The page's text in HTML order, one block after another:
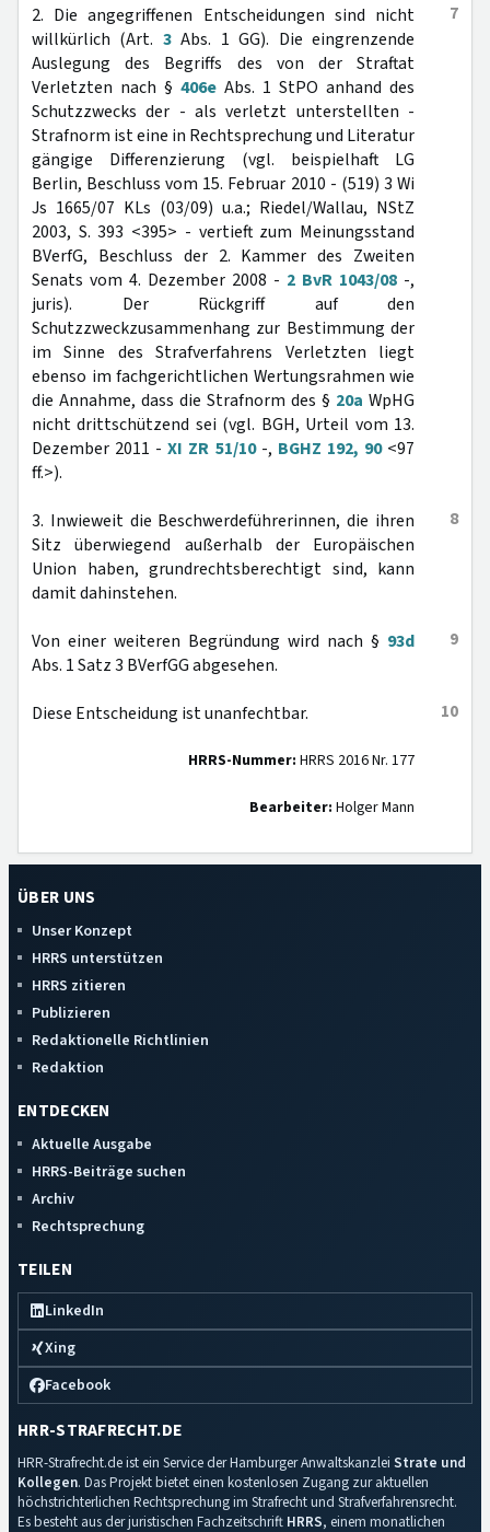
7
2. Die angegriffenen Entscheidungen sind nicht
willkürlich (Art. 3Abs. 1 GG). Die eingrenzende
Auslegung des Begriffs des von der Straftat
Verletzten nach § 406e Abs. 1 StPO anhand des
Schutzzwecks der - als verletzt unterstellten -
Strafnorm ist eine in Rechtsprechung und Literatur
gängige Differenzierung (vgl. beispielhaft LG
Berlin, Beschluss vom 15. Februar 2010 - (519) 3 Wi
Js 1665/07 KLs (03/09) u.a.; Riedel/Wallau, NStZ
2003, S. 393 <395> - vertieft zum Meinungsstand
BVerfG, Beschluss der 2. Kammer des Zweiten
Senats vom 4. Dezember 2008 - 2 BvR 1043/08 -,
juris). Der Rückgriff auf den
Schutzzweckzusammenhang zur Bestimmung der
im Sinne des Strafverfahrens Verletzten liegt
ebenso im fachgerichtlichen Wertungsrahmen wie
die Annahme, dass die Strafnorm des § 20a WpHG
nicht drittschützend sei (vgl. BGH, Urteil vom 13.
Dezember 2011 -XI ZR 51/10-, BGHZ 192, 90<97
ff.>).
8
3. Inwieweit die Beschwerdeführerinnen, die ihren
Sitz überwiegend außerhalb der Europäischen
Union haben, grundrechtsberechtigt sind, kann
damit dahinstehen.
9
Von einer weiteren Begründung wird nach § 93d
Abs. 1 Satz 3 BVerfGG abgesehen.
10
Diese Entscheidung ist unanfechtbar.
HRRS-Nummer: HRRS 2016 Nr. 177
Bearbeiter: Holger Mann
ÜBER UNS
Unser Konzept
HRRS unterstützen
HRRS zitieren
Publizieren
Redaktionelle Richtlinien
Redaktion
ENTDECKEN
Aktuelle Ausgabe
HRRS-Beiträge suchen
Archiv
Rechtsprechung
TEILEN
LinkedIn
Xing
Facebook
HRR-STRAFRECHT.DE
HRR-Strafrecht.de ist ein Service der Hamburger Anwaltskanzlei Strate und
Kollegen. Das Projekt bietet einen kostenlosen Zugang zur aktuellen
höchstrichterlichen Rechtsprechung im Strafrecht und Strafverfahrensrecht.
Es besteht aus der juristischen Fachzeitschrift HRRS, einem monatlichen